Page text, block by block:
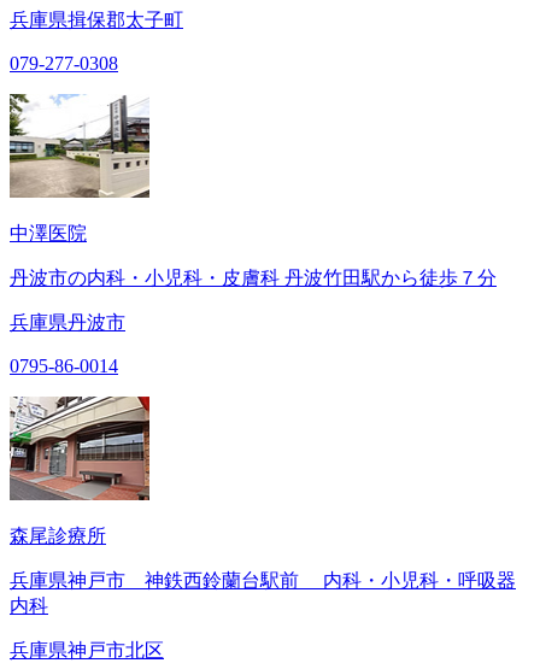
兵庫県揖保郡太子町
079-277-0308
中澤医院
丹波市の内科・小児科・皮膚科 丹波竹田駅から徒歩７分
兵庫県丹波市
0795-86-0014
森尾診療所
兵庫県神戸市 神鉄西鈴蘭台駅前 内科・小児科・呼吸器
内科
兵庫県神戸市北区